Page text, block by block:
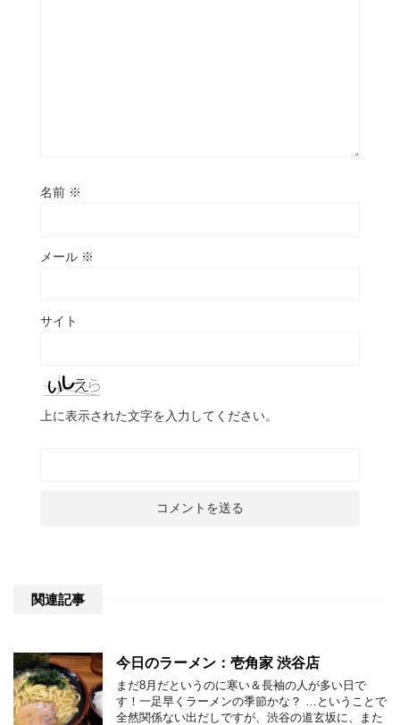
名前 ※
メール ※
サイト
上に表示された文字を入力してください。
関連記事
今日のラーメン：壱角家 渋谷店
まだ8月だというのに寒い＆長袖の人が多い日で
す！一足早くラーメンの季節かな？ …ということで
全然関係ない出だしですが、渋谷の道玄坂に、また